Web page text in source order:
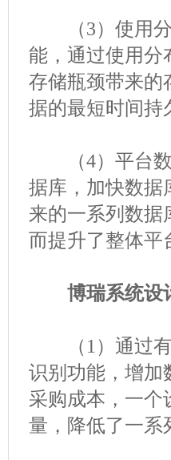
（3）使用分
能，通过使用分
存储瓶颈带来的
据的最短时间持
（4）平台数
据库，加快数据
来的一系列数据
而提升了整体平
博瑞系统设
（1）通过有
识别功能，增加
采购成本，一个
量，降低了一系